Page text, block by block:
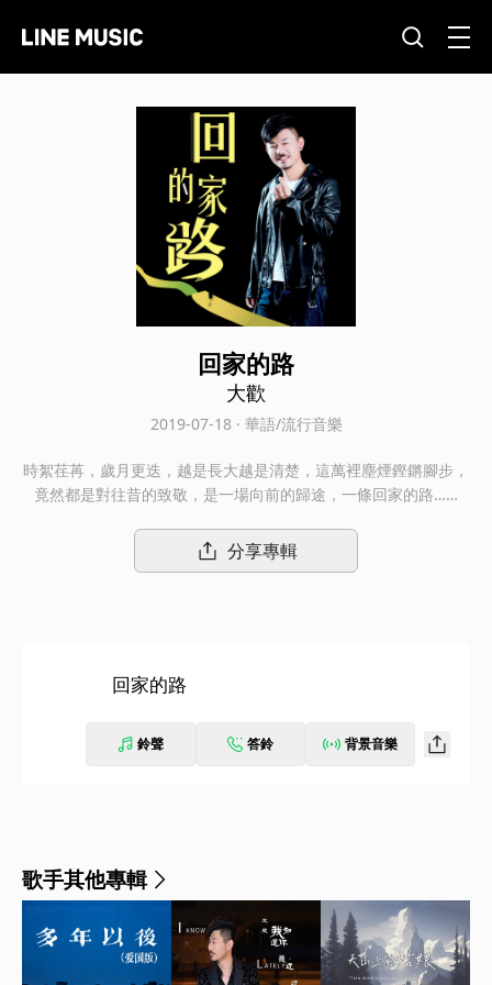
回家的路
大歡
2019-07-18 · 華語/流行音樂
時絮荏苒，歲月更迭，越是長大越是清楚，這萬裡塵煙鏗鏘腳步，
竟然都是對往昔的致敬，是一場向前的歸途，一條回家的路……
分享專輯
回家的路
鈴聲 答鈴 背景音樂
歌手其他專輯